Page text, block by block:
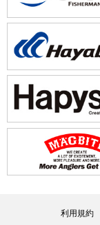
利用規約